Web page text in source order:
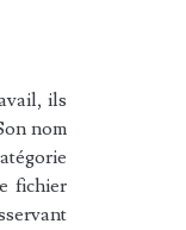
ils
nom
fichier